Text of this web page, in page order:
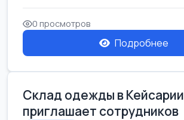
0 просмотров
Подробнее
Склад одежды в Кейсарии
приглашает сотрудников